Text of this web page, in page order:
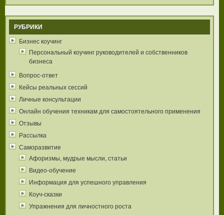
РУБРИКИ
Бизнес коучинг
Персональный коучинг руководителей и собственников
бизнеса
Вопрос-ответ
Кейсы реальных сессий
Личные консультации
Онлайн обучения техникам для самостоятельного применения
Отзывы
Рассылка
Саморазвитие
Афоризмы, мудрые мысли, статьи
Видео-обучение
Информация для успешного управления
Коуч-сказки
Упражнения для личностного роста